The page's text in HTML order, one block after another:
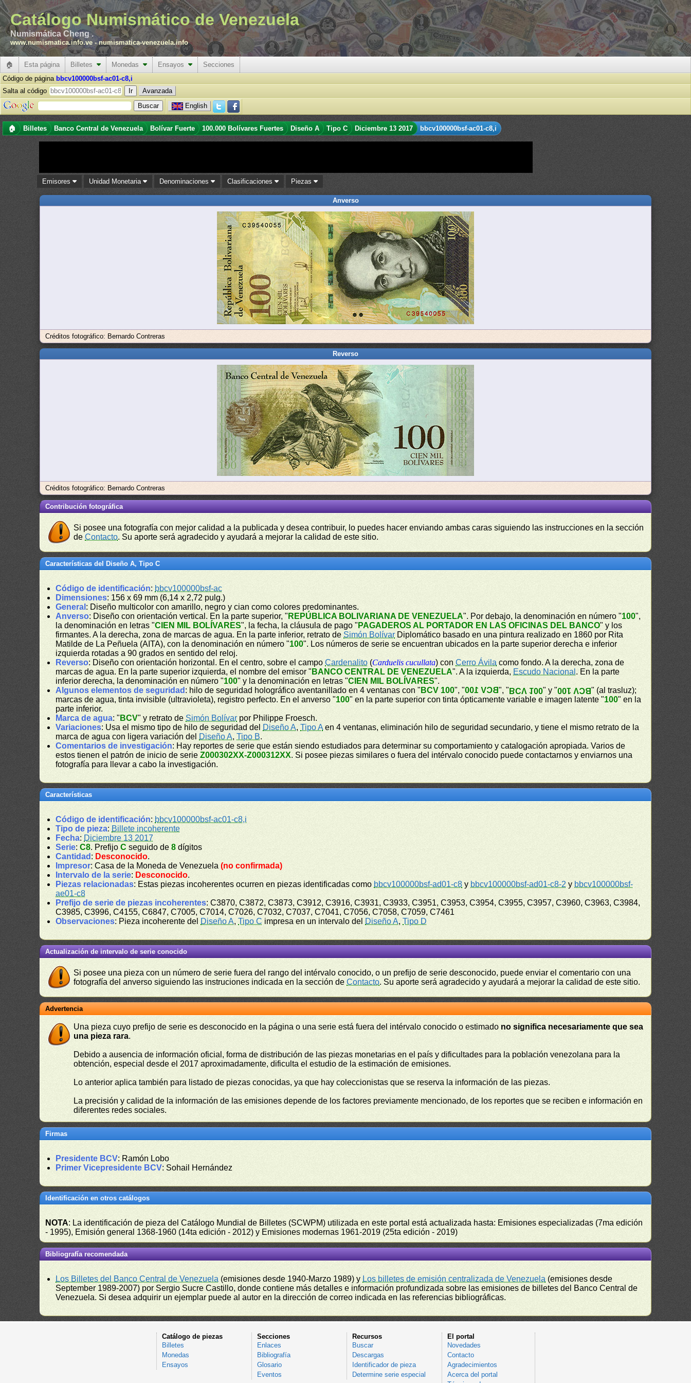
Catálogo Numismático de Venezuela
Numismática Cheng .
www.numismatica.info.ve -numismatica-venezuela.info
🏠 Esta página Billetes Monedas Ensayos
Secciones
Código de página bbcv100000bsf-ac01-c8,i
Salta al código
Avanzada
English
🏠 Billetes Banco Central de Venezuela Bolívar Fuerte 100.000 Bolívares Fuertes Diseño A Tipo C Diciembre 13 2017 bbcv100000bsf-ac01-c8,i
Emisores Unidad Monetaria Denominaciones Clasificaciones Piezas
Anverso
Créditos fotográfico: Bernardo Contreras
Reverso
Créditos fotográfico: Bernardo Contreras
Contribución fotográfica
Si posee una fotografía con mejor calidad a la publicada y desea contribuir, lo puedes hacer enviando ambas caras siguiendo las instrucciones en la sección
deContacto. Su aporte será agradecido y ayudará a mejorar la calidad de este sitio.
Características del Diseño A, Tipo C
Código de identificación: bbcv100000bsf-ac
Dimensiones: 156 x 69 mm (6,14 x 2,72 pulg.)
General : Diseño multicolor con amarillo, negro y cian como colores predominantes.
Anverso: Diseño con orientación vertical. En la parte superior, " REPÚBLICA BOLIVARIANA DE VENEZUELA". Por debajo, la denominación en número "100",
la denominación en letras "CIEN MIL BOLÍVARES", la fecha, la cláusula de pago " PAGADEROS AL PORTADOR EN LAS OFICINAS DEL BANCO" y los
firmantes. A la derecha, zona de marcas de agua. En la parte inferior, retrato deSimón Bolívar Diplomático basado en una pintura realizado en 1860 por Rita
Matilde de La Peñuela (AITA), con la denominación en número "100". Los números de serie se encuentran ubicados en la parte superior derecha e inferior
izquierda rotadas a 90 grados en sentido del reloj.
Reverso: Diseño con orientación horizontal. En el centro, sobre el campoCardenalito (Carduelis cucullata) conCerro Ávila como fondo. A la derecha, zona de
marcas de agua. En la parte superior izquierda, el nombre del emisor " BANCO CENTRAL DE VENEZUELA". A la izquierda, Escudo Nacional . En la parte
inferior derecha, la denominación en número "100" y la denominación en letras "CIEN MIL BOLÍVARES".
Algunos elementos de seguridad : hilo de seguridad holográfico aventanillado en 4 ventanas con " BCV 100", "BCV 100", "BCV 100" y "BCV 100" (al trasluz);
marcas de agua, tinta invisible (ultravioleta), registro perfecto. En el anverso "100" en la parte superior con tinta ópticamente variable e imagen latente "100" en la
parte inferior.
Marca de agua: " BCV" y retrato de Simón Bolívarpor Philippe Froesch.
Variaciones: Usa el mismo tipo de hilo de seguridad del Diseño A,Tipo Aen 4 ventanas, eliminación hilo de seguridad secundario, y tiene el mismo retrato de la
marca de agua con ligera variación del Diseño A,Tipo B.
Comentarios de investigación: Hay reportes de serie que están siendo estudiados para determinar su comportamiento y catalogación apropiada. Varios de
estos tienen el patrón de inicio de serieZ000302XX-Z000312XX. Si posee piezas similares o fuera del intérvalo conocido puede contactarnos y enviarnos una
fotografía para llevar a cabo la investigación.
Características
Código de identificación: bbcv100000bsf-ac01-c8,i
Tipo de pieza: Billete incoherente
Fecha: Diciembre 13 2017
Serie:C8. PrefijoC seguido de8 dígitos
Cantidad : Desconocido.
Impresor: Casa de la Moneda de Venezuela(no confirmada)
Intervalo de la serie: Desconocido.
Piezas relacionadas: Estas piezas incoherentes ocurren en piezas identificadas como bbcv100000bsf-ad01-c8 y bbcv100000bsf-ad01-c8-2 y bbcv100000bsf-
ae01-c8
Prefijo de serie de piezas incoherentes: C3870, C3872, C3873, C3912, C3916, C3931, C3933, C3951, C3953, C3954, C3955, C3957, C3960, C3963, C3984,
C3985, C3996, C4155, C6847, C7005, C7014, C7026, C7032, C7037, C7041, C7056, C7058, C7059, C7461
Observaciones: Pieza incoherente del Diseño A,Tipo C impresa en un intervalo del Diseño A,Tipo D
Actualización de intervalo de serie conocido
Si posee una pieza con un número de serie fuera del rango del intérvalo conocido, o un prefijo de serie desconocido, puede enviar el comentario con una
fotografía del anverso siguiendo las instruciones indicada en la sección deContacto. Su aporte será agradecido y ayudará a mejorar la calidad de este sitio.
Advertencia
Una pieza cuyo prefijo de serie es desconocido en la página o una serie está fuera del intérvalo conocido o estimado no significa necesariamente que sea
una pieza rara.
Debido a ausencia de información oficial, forma de distribución de las piezas monetarias en el país y dificultades para la población venezolana para la
obtención, especial desde el 2017 aproximadamente, dificulta el estudio de la estimación de emisiones.
Lo anterior aplica también para listado de piezas conocidas, ya que hay coleccionistas que se reserva la información de las piezas.
La precisión y calidad de la información de las emisiones depende de los factores previamente mencionado, de los reportes que se reciben e información en
diferentes redes sociales.
Firmas
Presidente BCV: Ramón Lobo
Primer Vicepresidente BCV: Sohail Hernández
Identificación en otros catálogos
NOTA: La identificación de pieza del Catálogo Mundial de Billetes (SCWPM) utilizada en este portal está actualizada hasta: Emisiones especializadas (7ma edición
- 1995), Emisión general 1368-1960 (14ta edición - 2012) y Emisiones modernas 1961-2019 (25ta edición - 2019)
Bibliografía recomendada
Los Billetes del Banco Central de Venezuela (emisiones desde 1940-Marzo 1989) y Los billetes de emisión centralizada de Venezuela (emisiones desde
September 1989-2007) por Sergio Sucre Castillo, donde contiene más detalles e información profundizada sobre las emisiones de billetes del Banco Central de
Venezuela. Si desea adquirir un ejemplar puede al autor en la dirección de correo indicada en las referencias bibliográficas.
Catálogo de piezas
Billetes
Monedas
Ensayos
Secciones
Enlaces
Bibliografía
Glosario
Eventos
Recursos
Buscar
Descargas
Identificador de pieza
Determine serie especial
El portal
Novedades
Contacto
Agradecimientos
Acerca del portal